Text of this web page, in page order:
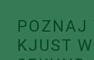
POZNAJ
KJUST